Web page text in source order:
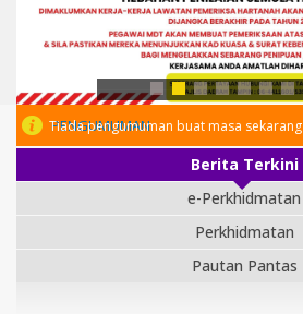
PENGUMUMAN
Tiada pengumuman buat masa sekarang
Berita Terkini
e-Perkhidmatan
Perkhidmatan
Pautan Pantas